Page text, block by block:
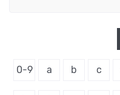
0-9 a b c